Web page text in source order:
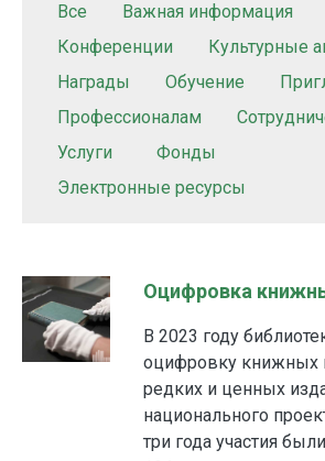
Все Важная информация
Конференции
Культурные
Награды
Обучение
Профессионалам
Услуги
Фонды
Электронные ресурсы
Оцифровка
В 2023 году
оцифровку книжных
редких и ценных
национального
три года участия